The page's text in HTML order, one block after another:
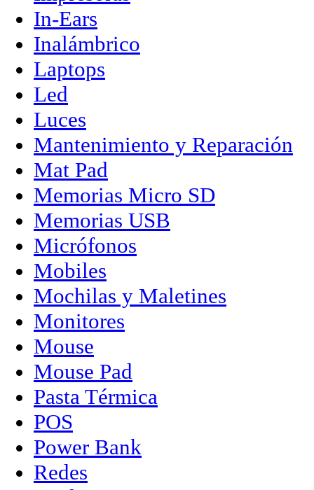
In-Ears
Inalámbrico
Laptops
Led
Luces
Mantenimiento y Reparación
Mat Pad
Memorias Micro SD
Memorias USB
Micrófonos
Mobiles
Mochilas y Maletines
Monitores
Mouse
Mouse Pad
Pasta Térmica
POS
Power Bank
Redes